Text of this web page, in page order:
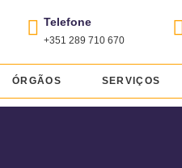
Telefone
+351 289 710 670
ÓRGÃOS SERVIÇOS